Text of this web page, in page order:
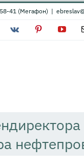
41 (Мегафон) |
Vk Pinterest